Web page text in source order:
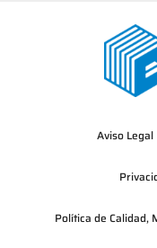
Aviso Legal
Política de Calidad,